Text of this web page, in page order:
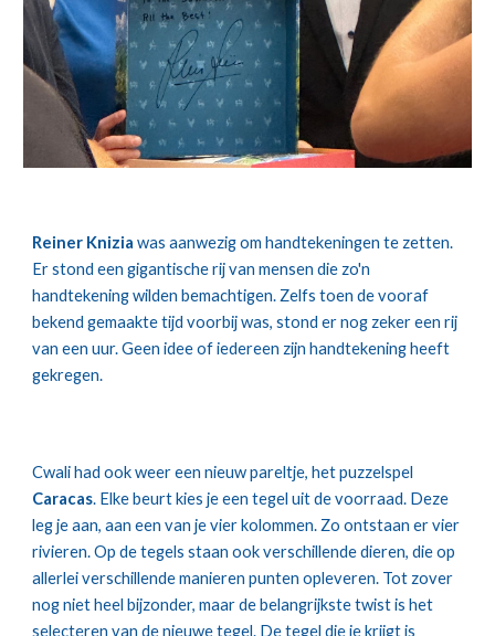
Reiner Kniziawas aanwezig om handtekeningen te zetten.
Er stond een gigantische rij van mensen die zo'n
handtekening wilden bemachtigen. Zelfs toen de vooraf
bekend gemaakte tijd voorbij was, stond er nog zeker een rij
van een uur. Geen idee of iedereen zijn handtekening heeft
gekregen.
Cwali had ook weer een nieuw pareltje, het puzzelspel
Caracas. Elke beurt kies je een tegel uit de voorraad. Deze
leg je aan, aan een van je vier kolommen. Zo ontstaan er vier
rivieren. Op de tegels staan ook verschillende dieren, die op
allerlei verschillende manieren punten opleveren. Tot zover
nog niet heel bijzonder, maar de belangrijkste twist is het
selecteren van de nieuwe tegel. De tegel die je krijgt is